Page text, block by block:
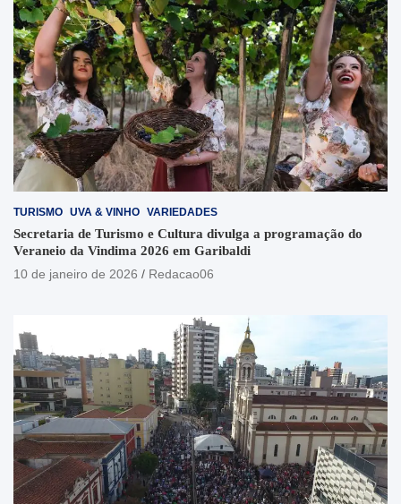
TURISMO UVA & VINHO VARIEDADES
Secretaria de Turismo e Cultura divulga a programação do
Veraneio da Vindima 2026 em Garibaldi
10 de janeiro de 2026
Redacao06